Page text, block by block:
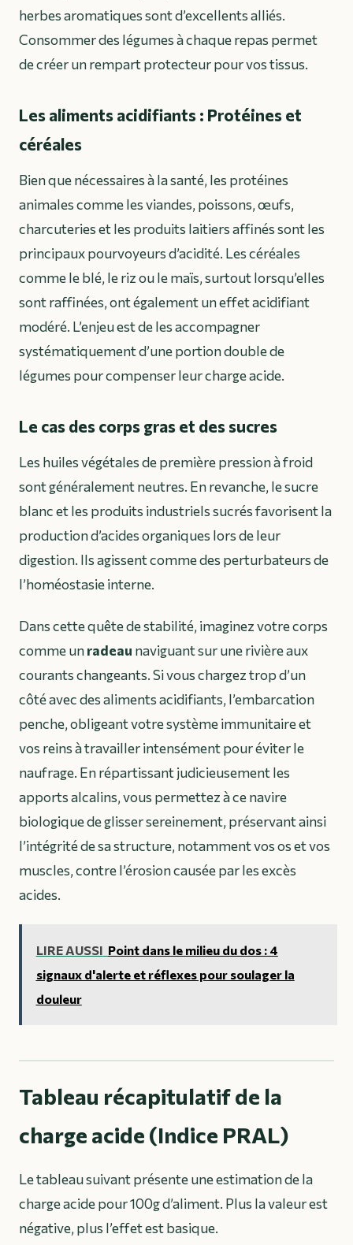
herbes aromatiques sont d’excellents alliés.
Consommer des légumes à chaque repas permet
de créer un rempart protecteur pour vos tissus.
Les aliments acidifiants : Protéines et
céréales
Bien que nécessaires à la santé, les protéines
animales comme les viandes, poissons, œufs,
charcuteries et les produits laitiers affinés sont les
principaux pourvoyeurs d’acidité. Les céréales
comme le blé, le riz ou le maïs, surtout lorsqu’elles
sont raffinées, ont également un effet acidifiant
modéré. L’enjeu est de les accompagner
systématiquement d’une portion double de
légumes pour compenser leur charge acide.
Le cas des corps gras et des sucres
Les huiles végétales de première pression à froid
sont généralement neutres. En revanche, le sucre
blanc et les produits industriels sucrés favorisent la
production d’acides organiques lors de leur
digestion. Ils agissent comme des perturbateurs de
l’homéostasie interne.
Dans cette quête de stabilité, imaginez votre corps
comme unradeau naviguant sur une rivière aux
courants changeants. Si vous chargez trop d’un
côté avec des aliments acidifiants, l’embarcation
penche, obligeant votre système immunitaire et
vos reins à travailler intensément pour éviter le
naufrage. En répartissant judicieusement les
apports alcalins, vous permettez à ce navire
biologique de glisser sereinement, préservant ainsi
l’intégrité de sa structure, notamment vos os et vos
muscles, contre l’érosion causée par les excès
acides.
LIRE AUSSI Point dans le milieu du dos : 4
signaux d'alerte et réflexes pour soulager la
douleur
Tableau récapitulatif de la
charge acide (Indice PRAL)
Le tableau suivant présente une estimation de la
charge acide pour 100g d’aliment. Plus la valeur est
négative, plus l’effet est basique.